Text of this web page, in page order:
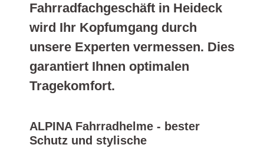
Fahrradfachgeschäft in Heideck
wird Ihr Kopfumgang durch
unsere Experten vermessen. Dies
garantiert Ihnen optimalen
Tragekomfort.
ALPINA Fahrradhelme - bester
Schutz und stylische